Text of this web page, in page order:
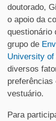
doutorado,
o apoio da
questionário
grupo de
University of
diversos
preferências
vestuário.
Para